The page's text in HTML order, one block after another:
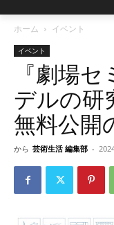
ホーム イベント
イベント
『劇場
デルの研
無料公開
から 芸術生活 編集部 -